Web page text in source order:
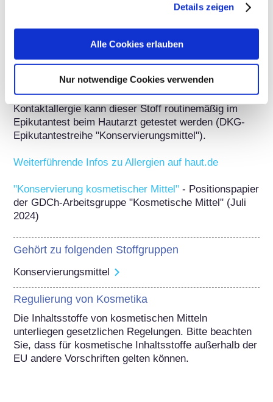
Details zeigen
Alle Cookies erlauben
Nur notwendige Cookies verwenden
Formaldehyde and Methylene Glycol as Used in
Cosmetics - Ivan J et al.  - International Journal of
Toxicology 32(Suppl. 4):5-32, 2013
Weitere Informationen
Zur Aufklärung eines Verdachts auf eine
Kontaktallergie kann dieser Stoff routinemäßig im
Epikutantest beim Hautarzt getestet werden (DKG-
Epikutantestreihe "Konservierungsmittel").
Weiterführende Infos zu Allergien auf haut.de
"Konservierung kosmetischer Mittel" - Positionspapier
der GDCh-Arbeitsgruppe "Kosmetische Mittel" (Juli
2024)
Gehört zu folgenden Stoffgruppen
Konservierungsmittel
Regulierung von Kosmetika
Die Inhaltsstoffe von kosmetischen Mitteln
unterliegen gesetzlichen Regelungen. Bitte beachten
Sie, dass für kosmetische Inhaltsstoffe außerhalb der
EU andere Vorschriften gelten können.